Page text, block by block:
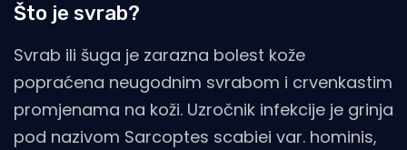
Što je svrab?
Svrab ili šuga je zarazna bolest kože
popraćena neugodnim svrabom i crvenkastim
promjenama na koži. Uzročnik infekcije je grinja
pod nazivom Sarcoptes scabiei var. hominis,